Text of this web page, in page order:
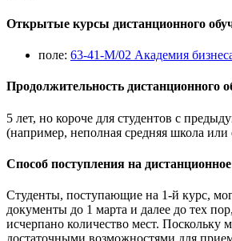
Открытые курсы дистанционного
поле: 63-41-M/02 Академия
Продолжительность дистанционного
5 лет, но короче для студентов с
(например, неполная средняя школа или
Способ поступления на
Студенты, поступающие на 1-й курс,
документы до 1 марта и далее до тех
исчерпано количество мест. Поскольку